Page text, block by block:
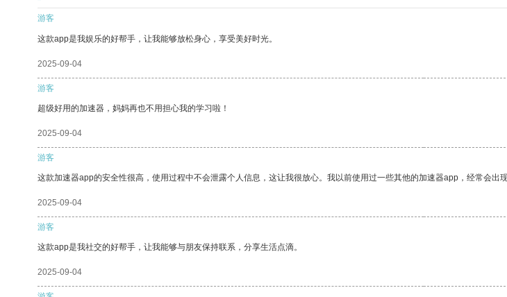
游客
这款app是我娱乐的好帮手，让我能够放松身心，享受美好时光。
2025-09-04
游客
超级好用的加速器，妈妈再也不用担心我的学习啦！
2025-09-04
游客
这款加速器app的安全性很高，使用过程中不会泄露个人信息，这让我很放心。我以前使用过一些其他的加速器app，经常会出
2025-09-04
游客
这款app是我社交的好帮手，让我能够与朋友保持联系，分享生活点滴。
2025-09-04